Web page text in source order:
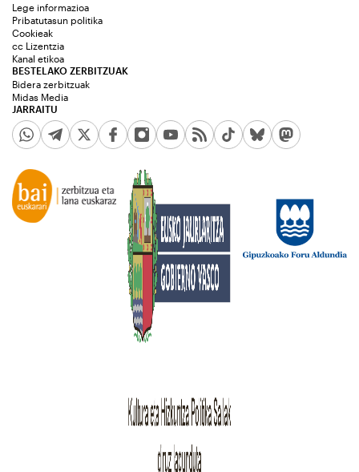
JARRAITU
Lege informazioa
Pribatutasun politika
Cookieak
cc Lizentzia
Kanal etikoa
BESTELAKO ZERBITZUAK
Bidera zerbitzuak
Midas Media